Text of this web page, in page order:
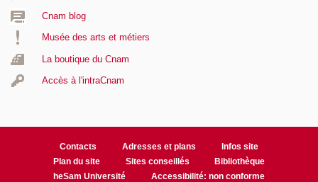
Cnam blog
Musée des arts et métiers
La boutique du Cnam
Accès à l'intraCnam
Contacts Adresses et plans
Infos site
Plan du site
Sites conseillés
Bibliothèque
heSam Université
Accessibilité: non conforme